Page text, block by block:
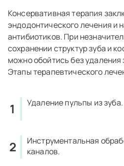
Консервативная терапия
эндодонтического лечения и
антибиотиков. При
сохранении структур зуба и
можно обойтись без удаления
Этапы терапевтического
Удаление пульпы из зуба.
Инструментальная
каналов.